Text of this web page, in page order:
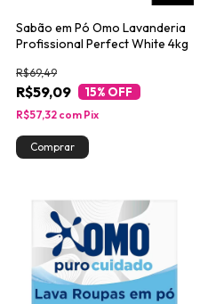
Sabão em Pó Omo Lavanderia
Profissional Perfect White 4kg
R$59,09
R$69,49
15% OFF
R$57,32 com Pix